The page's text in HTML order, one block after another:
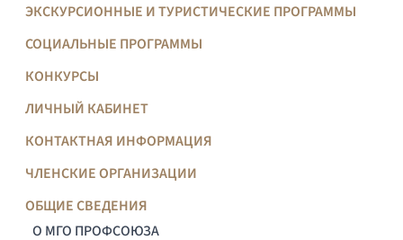
ЭКСКУРСИОННЫЕ И ТУРИСТИЧЕСКИЕ ПРОГРАММЫ
СОЦИАЛЬНЫЕ ПРОГРАММЫ
КОНКУРСЫ
ЛИЧНЫЙ КАБИНЕТ
КОНТАКТНАЯ ИНФОРМАЦИЯ
ЧЛЕНСКИЕ ОРГАНИЗАЦИИ
ОБЩИЕ СВЕДЕНИЯ
О МГО ПРОФСОЮЗА